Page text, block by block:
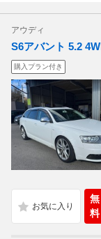
アウディ
S6アバント 5.2
購入プラン付き
無
料